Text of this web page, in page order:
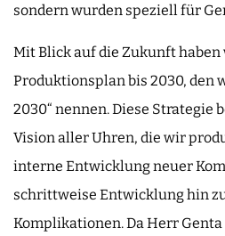
sondern wurden speziell für
Mit Blick auf die Zukunft
Produktionsplan bis 2030, den
2030“ nennen. Diese Strategie
Vision aller Uhren, die wir
interne Entwicklung neuer
schrittweise Entwicklung hin
Komplikationen. Da Herr